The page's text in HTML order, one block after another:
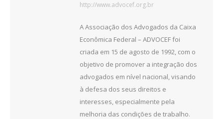
http://www.advocef.org.br
A Associação dos Advogados da Caixa
Econômica Federal – ADVOCEF foi
criada em 15 de agosto de 1992, com o
objetivo de promover a integração dos
advogados em nível nacional, visando
à defesa dos seus direitos e
interesses, especialmente pela
melhoria das condições de trabalho.